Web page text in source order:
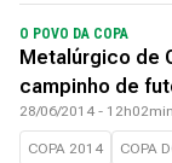
O POVO DA COPA
Metalúrgico de
campinho de
28/06/2014 - 12h02min
COPA 2014 COPA